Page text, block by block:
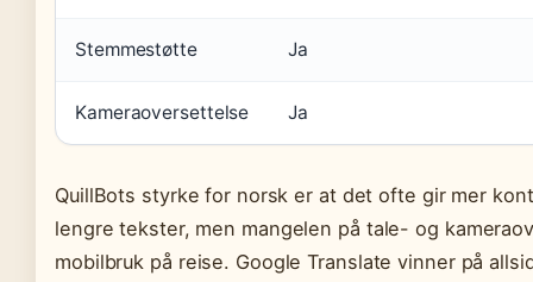
Stemmestøtte Ja
Kameraoversettelse Ja
QuillBots styrke for norsk er at det ofte gir mer
lengre tekster, men mangelen på tale- og
mobilbruk på reise. Google Translate vinner på